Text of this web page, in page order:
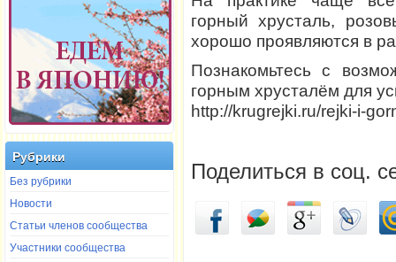
Рубрики
Без рубрики
Новости
Статьи членов сообщества
Участники сообщества
горный хрусталь,
хорошо проявляются в
Познакомьтесь с
горным хрусталём для
http://krugrejki.ru/rejki-i-
Поделиться в соц.